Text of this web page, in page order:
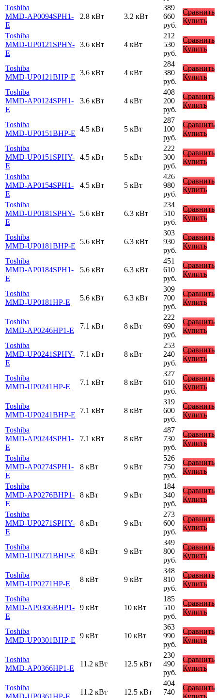
Toshiba
MMD-AP0094SPH1-
E
2.8 кВт 3.2 кВт
389
660
руб.
Сравнить
Купить
Toshiba
MMD-UP0121SPHY-
E
3.6 кВт 4 кВт
212
530
руб.
Сравнить
Купить
Toshiba
MMD-UP0121BHP-E
3.6 кВт 4 кВт
284
380
руб.
Сравнить
Купить
Toshiba
MMD-AP0124SPH1-
E
3.6 кВт 4 кВт
408
200
руб.
Сравнить
Купить
Toshiba
MMD-UP0151BHP-E
4.5 кВт 5 кВт
287
100
руб.
Сравнить
Купить
Toshiba
MMD-UP0151SPHY-
E
4.5 кВт 5 кВт
222
300
руб.
Сравнить
Купить
Toshiba
MMD-AP0154SPH1-
E
4.5 кВт 5 кВт
426
980
руб.
Сравнить
Купить
Toshiba
MMD-UP0181SPHY-
E
5.6 кВт 6.3 кВт
234
510
руб.
Сравнить
Купить
Toshiba
MMD-UP0181BHP-E
5.6 кВт 6.3 кВт
303
930
руб.
Сравнить
Купить
Toshiba
MMD-AP0184SPH1-
E
5.6 кВт 6.3 кВт
451
610
руб.
Сравнить
Купить
Toshiba
MMD-UP0181HP-E
5.6 кВт 6.3 кВт
309
700
руб.
Сравнить
Купить
Toshiba
MMD-AP0246HP1-E
7.1 кВт 8 кВт
222
690
руб.
Сравнить
Купить
Toshiba
MMD-UP0241SPHY-
E
7.1 кВт 8 кВт
253
240
руб.
Сравнить
Купить
Toshiba
MMD-UP0241HP-E
7.1 кВт 8 кВт
327
610
руб.
Сравнить
Купить
Toshiba
MMD-UP0241BHP-E
7.1 кВт 8 кВт
319
600
руб.
Сравнить
Купить
Toshiba
MMD-AP0244SPH1-
E
7.1 кВт 8 кВт
487
730
руб.
Сравнить
Купить
Toshiba
MMD-AP0274SPH1-
E
8 кВт 9 кВт
526
750
руб.
Сравнить
Купить
Toshiba
MMD-AP0276BHP1-
E
8 кВт 9 кВт
184
340
руб.
Сравнить
Купить
Toshiba
MMD-UP0271SPHY-
E
8 кВт 9 кВт
273
600
руб.
Сравнить
Купить
Toshiba
MMD-UP0271BHP-E
8 кВт 9 кВт
349
800
руб.
Сравнить
Купить
Toshiba
MMD-UP0271HP-E
8 кВт 9 кВт
348
810
руб.
Сравнить
Купить
Toshiba
MMD-AP0306BHP1-
E
9 кВт 10 кВт
185
510
руб.
Сравнить
Купить
Toshiba
MMD-UP0301BHP-E
9 кВт 10 кВт
363
990
руб.
Сравнить
Купить
Toshiba
MMD-AP0366HP1-E
11.2 кВт 12.5 кВт
230
490
руб.
Сравнить
Купить
Toshiba
MMD-UP0361HP-E
11.2 кВт 12.5 кВт
404
740
Сравнить
Купить